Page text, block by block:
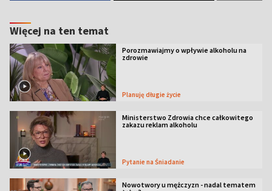
Więcej na ten temat
Porozmawiajmy o wpływie alkoholu na
zdrowie
Planuję długie życie
Ministerstwo Zdrowia chce całkowitego
zakazu reklam alkoholu
Pytanie na Śniadanie
Nowotwory u mężczyzn - nadal tematem